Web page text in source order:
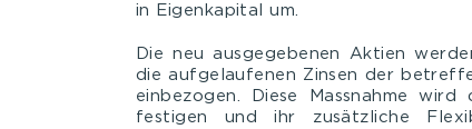
in Eigenkapital um.
Die neu ausgegebenen Aktien
die aufgelaufenen Zinsen der
einbezogen. Diese Massnahme
festigen und ihr zusätzliche